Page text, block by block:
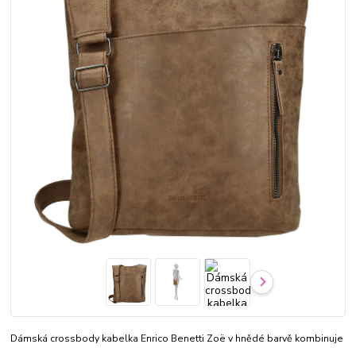
Dámská crossbody kabelka Enrico Benetti Zoë v hnědé barvě kombinuje